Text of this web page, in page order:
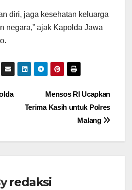
diri, jaga kesehatan keluarga
negara,” ajak Kapolda Jawa
Mensos RI Ucapkan
Terima Kasih untuk Polres
Malang
redaksi